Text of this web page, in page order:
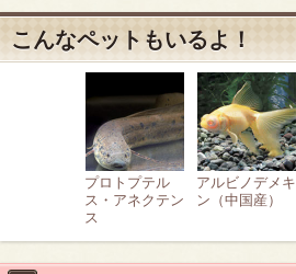
こんなペットもいるよ！
プロトプテル
ス・アネクテン
ス
アルビノデメキ
ン（中国産）